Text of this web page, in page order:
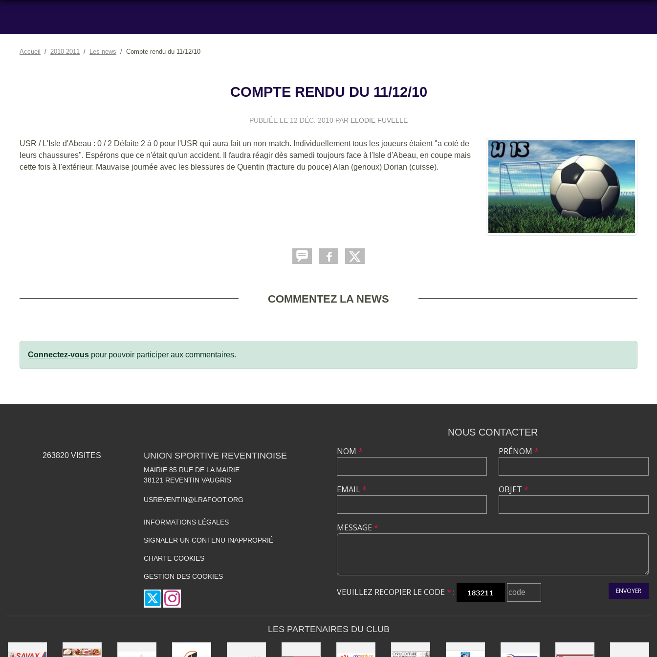
Accueil 2010-2011 Les news Compte rendu du 11/12/10
COMPTE RENDU DU 11/12/10
PUBLIÉE LE 12 DÉC. 2010 PAR ELODIE FUVELLE
USR / L'Isle d'Abeau : 0 / 2 Défaite 2 à 0 pour l'USR qui aura fait un non match. Individuellement tous les joueurs étaient "a coté de
leurs chaussures". Espérons que ce n'était qu'un accident. Il faudra réagir dès samedi toujours face à l'Isle d'Abeau, en coupe mais
cette fois à l'extérieur. Mauvaise journée avec les blessures de Quentin (fracture du pouce) Alan (genoux) Dorian (cuisse).
COMMENTEZ LA NEWS
Connectez-vous pour pouvoir participer aux commentaires.
263820 VISITES UNION SPORTIVE REVENTINOISE
MAIRIE 85 RUE DE LA MAIRIE
38121 REVENTIN VAUGRIS
USREVENTIN@LRAFOOT.ORG
INFORMATIONS LÉGALES
SIGNALER UN CONTENU INAPPROPRIÉ
CHARTE COOKIES
GESTION DES COOKIES
NOUS CONTACTER
NOM *
EMAIL*
PRÉNOM *
OBJET *
MESSAGE *
VEUILLEZ RECOPIER LE CODE * : ENVOYER
LES PARTENAIRES DU CLUB